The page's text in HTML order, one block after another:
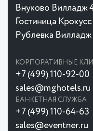
Внуково Вилладж
Гостиница
Рублевка
КОРПОРАТИВНЫЕ
+7 (499) 110-92-00
sales@mghotels.ru
БАНКЕТНАЯ СЛУЖБА
+7 (499) 110-64-63
sales@eventner.ru